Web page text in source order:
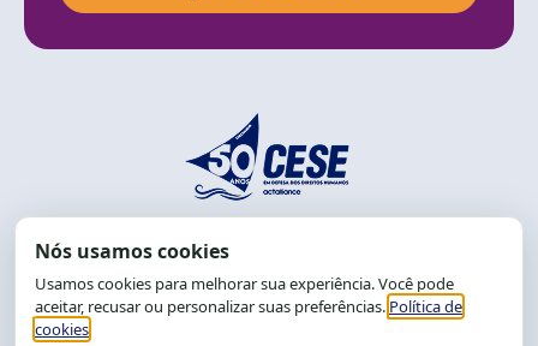
End.: R. da Graça, 150. Graça
CEP: 40.150-055
Salvador-BA, Brasil.
Tel.: (71) 2104-5457, Cel.: (71) 9 9239-2104 ou 2105